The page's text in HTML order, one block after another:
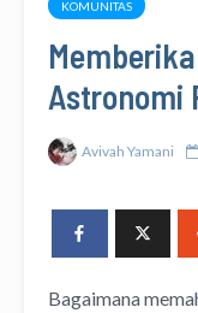
KOMUNITAS
Astronomi
Avivah Yamani
Bagaimana